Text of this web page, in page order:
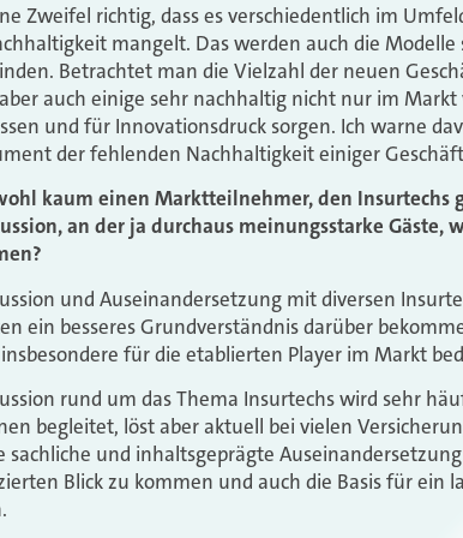
Zweifel richtig, dass es verschiedentlich im
mangelt. Das werden auch die
Betrachtet man die Vielzahl der neuen
auch einige sehr nachhaltig nicht nur im
und für Innovationsdruck sorgen. Ich warne
der fehlenden Nachhaltigkeit einiger
kaum einen Marktteilnehmer, den Insurtechs
an der ja durchaus meinungsstarke Gäste,
und Auseinandersetzung mit diversen
ein besseres Grundverständnis darüber
für die etablierten Player im Markt
rund um das Thema Insurtechs wird sehr
begleitet, löst aber aktuell bei vielen
sachliche und inhaltsgeprägte
Blick zu kommen und auch die Basis für ein